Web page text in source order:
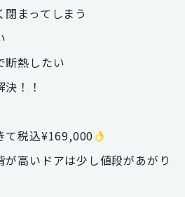
324-2941
：9：00〜17：00
閉まってしまう
断熱したい
！！
て税込¥169,000
高いドアは少し値段があがり